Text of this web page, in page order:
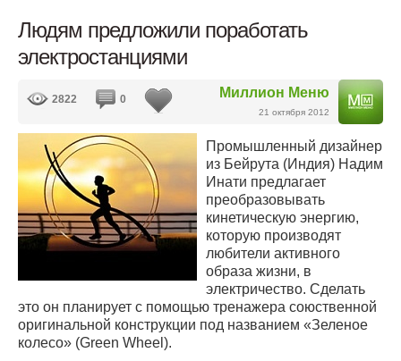
Людям предложили поработать
электростанциями
Миллион Меню
21 октября 2012
2822 0
Промышленный дизайнер
из Бейрута (Индия) Надим
Инати предлагает
преобразовывать
кинетическую энергию,
которую производят
любители активного
образа жизни, в
электричество. Сделать
это он планирует с помощью тренажера союственной
оригинальной конструкции под названием «Зеленое
колесо» (Green Wheel).